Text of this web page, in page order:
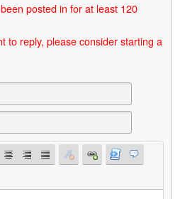
posted in for at least 120
to reply, please consider starting a